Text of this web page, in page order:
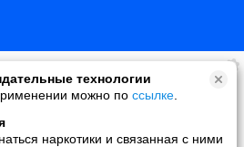
технологии
можно по ссылке
наркотики и связанная с ними